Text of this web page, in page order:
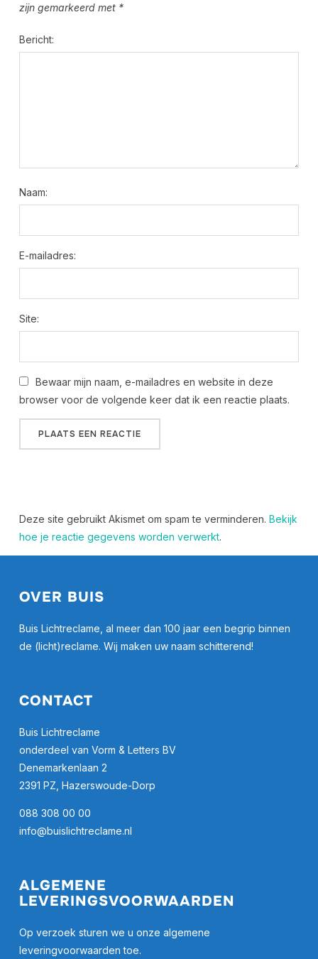
zijn gemarkeerd met *
Bericht:
Naam:
E-mailadres:
Site:
Bewaar mijn naam, e-mailadres en website in deze
browser voor de volgende keer dat ik een reactie plaats.
Deze site gebruikt Akismet om spam te verminderen. Bekijk
hoe je reactie gegevens worden verwerkt.
OVER BUIS
Buis Lichtreclame, al meer dan 100 jaar een begrip binnen
de (licht)reclame. Wij maken uw naam schitterend!
CONTACT
Buis Lichtreclame
onderdeel van Vorm & Letters BV
Denemarkenlaan 2
2391 PZ, Hazerswoude-Dorp
088 308 00 00
info@buislichtreclame.nl
ALGEMENE
LEVERINGSVOORWAARDEN
Op verzoek sturen we u onze algemene
leveringvoorwaarden toe.